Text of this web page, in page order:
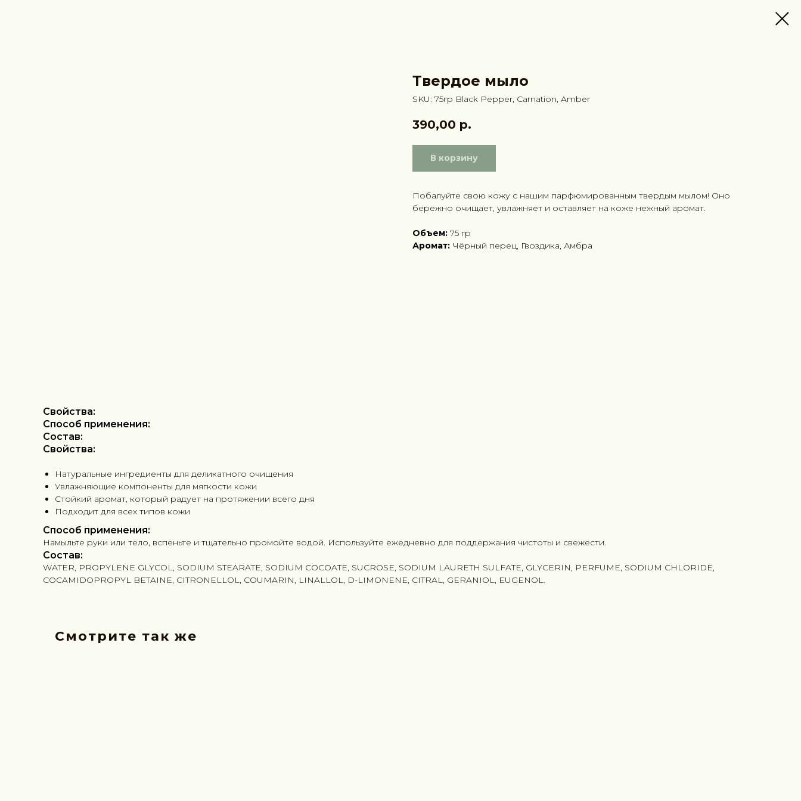
Твердое мыло
SKU: 75гр Black Pepper, Carnation, Amber
390,00 р.
В корзину
Побалуйте свою кожу с нашим парфюмированным твердым мылом! Оно
бережно очищает, увлажняет и оставляет на коже нежный аромат.
Объем: 75 гр
Аромат: Чёрный перец, Гвоздика, Амбра
Свойства:
Способ применения:
Состав:
Свойства:
Натуральные ингредиенты для деликатного очищения
Увлажняющие компоненты для мягкости кожи
Стойкий аромат, который радует на протяжении всего дня
Подходит для всех типов кожи
Способ применения:
Намыльте руки или тело, вспеньте и тщательно промойте водой. Используйте ежедневно для поддержания чистоты и свежести.
Состав:
WATER, PROPYLENE GLYCOL, SODIUM STEARATE, SODIUM COCOATE, SUCROSE, SODIUM LAURETH SULFATE, GLYCERIN, PERFUME, SODIUM CHLORIDE,
COCAMIDOPROPYL BETAINE, CITRONELLOL, COUMARIN, LINALLOL, D-LIMONENE, CITRAL, GERANIOL, EUGENOL.
Смотрите так же